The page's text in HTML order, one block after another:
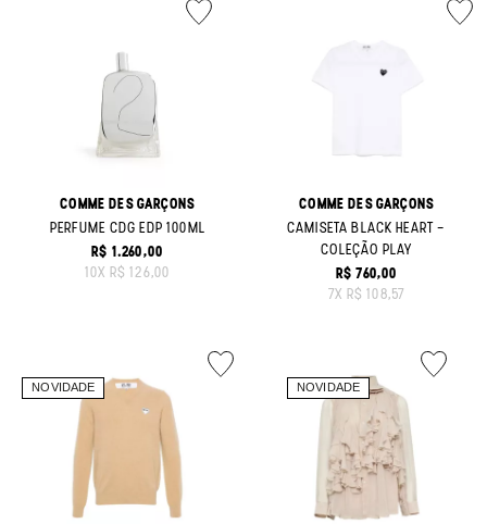
COMME DES GARÇONS
PERFUME CDG EDP 100ML
ORIGINAL PRICE:
R$ 1.260,00
10X R$ 126,00
COMME DES GARÇONS
CAMISETA BLACK HEART -
COLEÇÃO PLAY
ORIGINAL PRICE:
R$ 760,00
7X R$ 108,57